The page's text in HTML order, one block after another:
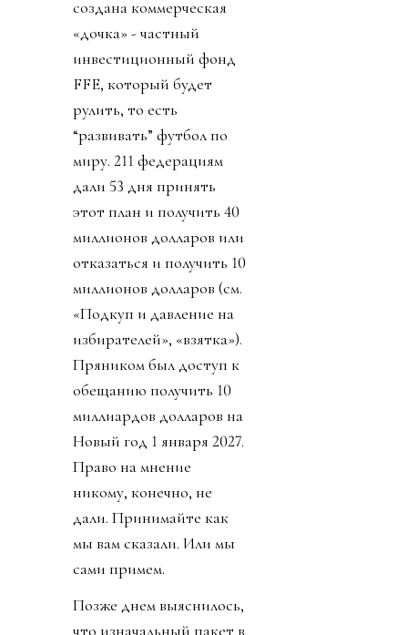
создана коммерческая
«дочка» - частный
инвестиционный фонд
FFE, который будет
рулить, то есть
“развивать” футбол по
миру. 211 федерациям
дали 53 дня принять
этот план и получить 40
миллионов долларов или
отказаться и получить 10
миллионов долларов (см.
«Подкуп и давление на
избирателей», «взятка»).
Пряником был доступ к
обещанию получить 10
миллиардов долларов на
Новый год 1 января 2027.
Право на мнение
никому, конечно, не
дали. Принимайте как
мы вам сказали. Или мы
сами примем.
Позже днем выяснилось,
что изначальный пакет в